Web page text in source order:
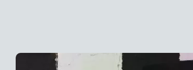
Artículos relacionados con Javiera Electra